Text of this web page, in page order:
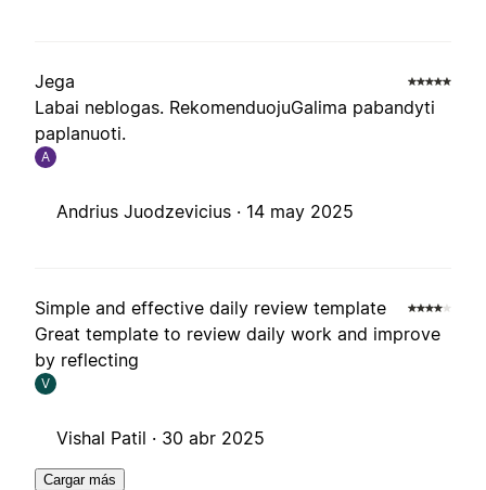
Jega
Labai neblogas. RekomenduojuGalima pabandyti
paplanuoti.
A
Andrius Juodzevicius · 14 may 2025
Simple and effective daily review template
Great template to review daily work and improve
by reflecting
V
Vishal Patil · 30 abr 2025
Cargar más